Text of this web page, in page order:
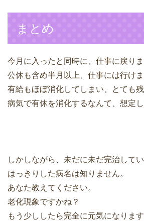
まとめ
今月に入ったと同時に、仕事に戻りま
公休も含め半月以上、仕事には行けま
有給もほぼ消化してしまい、とても残
病気で有休を消化するなんて、想定
しかしながら、未だに未だ完治してい
はっきりした病名は知りません。
あなた教えてください。
老化現象ですかね？
もう少ししたら完全に元気になります